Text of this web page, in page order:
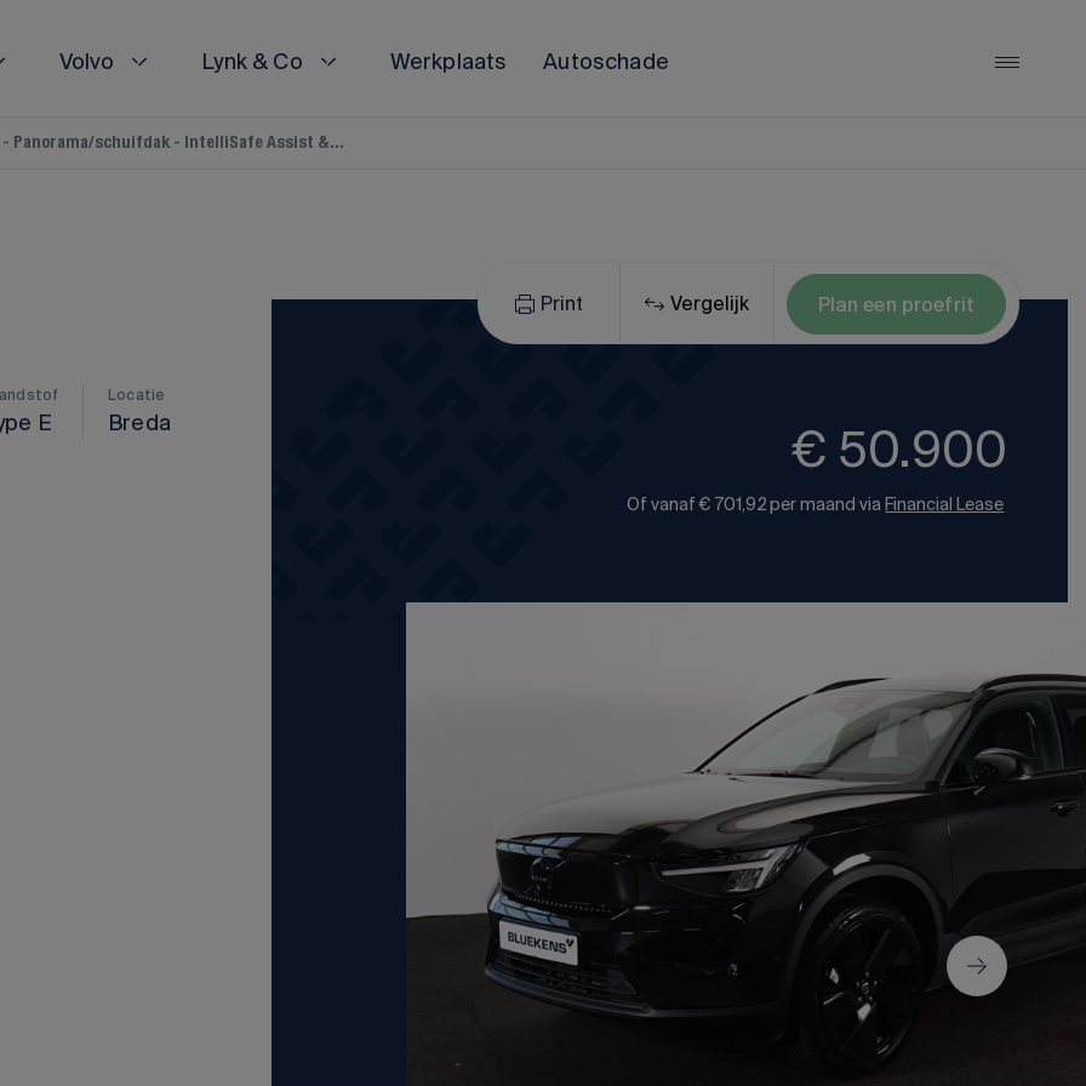
Lynk & Co 08
Volvo Lynk & Co Werkplaats Autoschade
- Panorama/schuifdak - IntelliSafe Assist &...
E
Locatie
Breda
Print Vergelijk Plan een proefrit
€ 50.900
Of vanaf € 701,92 per maand via Financial Lease